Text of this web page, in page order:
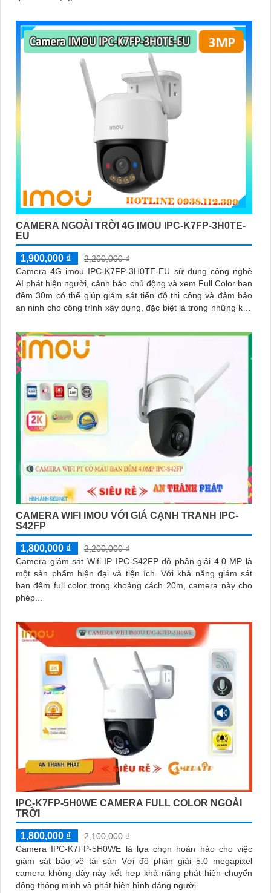
CAMERA NGOÀI TRỜI 4G IMOU IPC-K7FP-3H0TE-
EU
1,900,000 ₫
2,200,000 ₫
Camera 4G imou IPC-K7FP-3H0TE-EU sử dụng công nghệ
AI phát hiện người, cảnh báo chủ động và xem Full Color ban
đêm 30m có thể giúp giám sát tiến độ thi công và đảm bảo
an ninh cho công trình xây dựng, đặc biệt là trong những khu
ổn định. Camera IPC-K7FP-3H0TE-EU sử dụng công nghệ
nhận diện người và động vật, kết hợp Wifi không dây
CAMERA WIFI IMOU VỚI GIÁ CẠNH TRANH IPC-
S42FP
1,800,000 ₫
2,200,000 ₫
Camera giám sát Wifi IP IPC-S42FP độ phân giải 4.0 MP là
một sản phẩm hiện đại và tiện ích. Với khả năng giám sát
ban đêm full color trong khoảng cách 20m, camera này cho
phép...
IPC-K7FP-5H0WE CAMERA FULL COLOR NGOÀI
TRỜI
1,800,000 ₫
2,100,000 ₫
Camera IPC-K7FP-5H0WE là lựa chọn hoàn hảo cho việc
giám sát bảo vệ tài sản Với độ phân giải 5.0 megapixel
camera không dây này kết hợp khả năng phát hiện chuyển
động thông minh và phát hiện hình dáng người